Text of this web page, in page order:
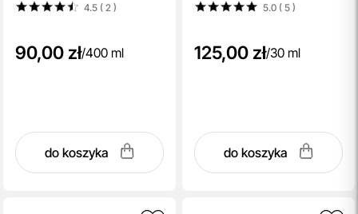
4.5 ( 2 )
90,00 zł/400 ml
do koszyka
5.0 ( 5)
125,00 zł/30 ml
do koszyka